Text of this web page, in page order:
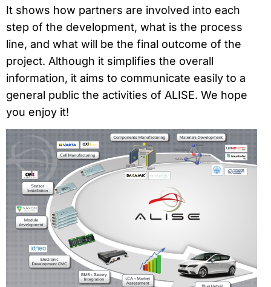
It shows how partners are involved into each
step of the development, what is the process
line, and what will be the final outcome of the
project. Although it simplifies the overall
information, it aims to communicate easily to a
general public the activities of ALISE. We hope
you enjoy it!